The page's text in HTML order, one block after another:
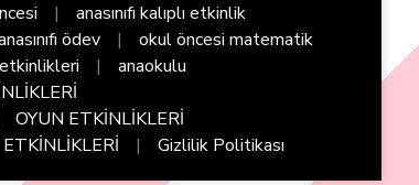
anasınıfı kalıplı etkinlik
ödev
okul öncesi matematik
anaokulu
OYUN ETKİNLİKLERİ
Gizlilik Politikası